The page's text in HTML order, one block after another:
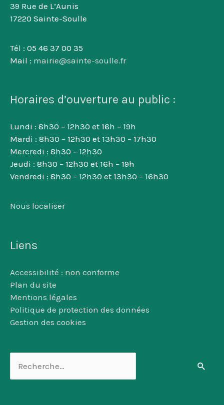
39 Rue de L’Aunis
17220 Sainte-Soulle
Tél : 05 46 37 00 35
Mail : mairie@sainte-soulle.fr
Horaires d’ouverture au public :
Lundi : 8h30 – 12h30 et 16h – 19h
Mardi : 8h30 – 12h30 et 13h30 – 17h30
Mercredi : 8h30 – 12h30
Jeudi : 8h30 – 12h30 et 16h – 19h
Vendredi : 8h30 – 12h30 et 13h30 – 16h30
Nous localiser
Liens
Accessibilité : non conforme
Plan du site
Mentions légales
Politique de protection des données
Gestion des cookies